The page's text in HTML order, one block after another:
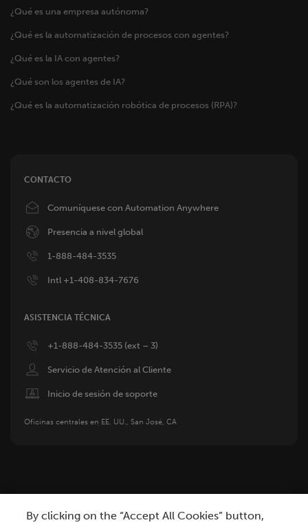
¿Qué es una empresa autónoma?
¿Qué es la automatización de procesos con agentes?
¿Qué es la IA con agentes?
¿Qué son los agentes de IA?
¿Qué es la automatización robótica de procesos (RPA)?
CONTACTO
ImageComuníquese con Automation Anywhere
ImagePresencia a nivel global
Image1-888-484-3535
ImageIntl +1-408-834-7676
ASISTENCIA TÉCNICA
Image +1-888-484-3535 (ext – 3)
ImageServicio de Atención al Cliente
ImageInicio de sesión de soporte
Oficinas centrales en EE. UU., San José, CA
By clicking on the “Accept All Cookies” button,